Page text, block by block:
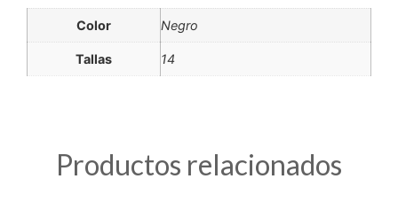
Color Negro
Tallas 14
Productos relacionados